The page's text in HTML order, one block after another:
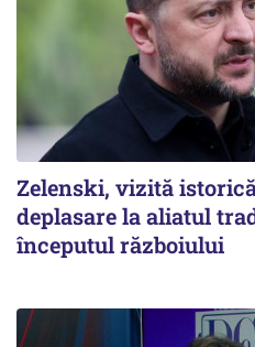
Zelenski, vizită
deplasare la aliatul
începutul războiului